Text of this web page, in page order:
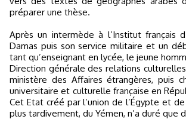
préparer une thèse.
Après un intermède à l’Institut français
Damas puis son service militaire et un
tant qu’enseignant en lycée, le jeune
Direction générale des relations
ministère des Affaires étrangères, puis
universitaire et culturelle française en
Cet Etat créé par l’union de l’Égypte et
plus tardivement, du Yémen, n’a duré que